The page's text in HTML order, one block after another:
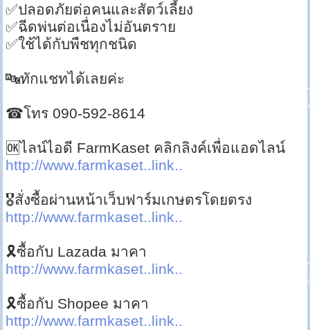
✅ปลอดภัยต่อคนและสัตว์เลี้ยง
✅ฉีดพ่นต่อเนื่องไม่อันตราย
✅ใช้ได้กับพืชทุกชนิด
🔤ทักแชทได้เลยค่ะ
☎โทร 090-592-8614
🆗ไลน์ไอดี FarmKaset คลิกลิงค์เพื่อแอดไลน์
http://www.farmkaset..link..
🎖สั่งซื้อผ่านหน้าเว็บฟาร์มเกษตรโดยตรง
http://www.farmkaset..link..
🎗ซื้อกับ Lazada มาคา
http://www.farmkaset..link..
🎗ซื้อกับ Shopee มาคา
http://www.farmkaset..link..